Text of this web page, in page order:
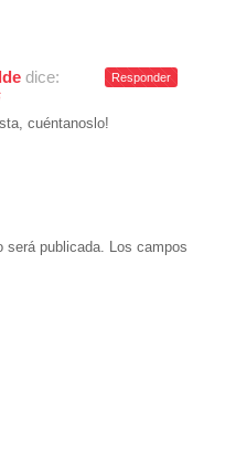
dice:
cuéntanoslo!
Responder
publicada. Los campos